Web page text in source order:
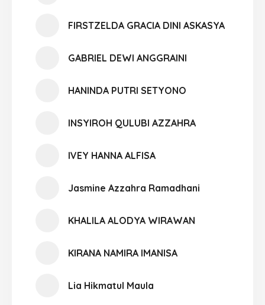
FIRSTZELDA GRACIA DINI ASKASYA
GABRIEL DEWI ANGGRAINI
HANINDA PUTRI SETYONO
INSYIROH QULUBI AZZAHRA
IVEY HANNA ALFISA
Jasmine Azzahra Ramadhani
KHALILA ALODYA WIRAWAN
KIRANA NAMIRA IMANISA
Lia Hikmatul Maula